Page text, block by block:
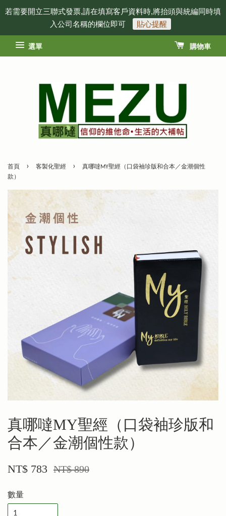
若需要開立三聯式發票,請在填寫客戶資料時,將抬頭與統編同時填
入公司名稱的欄位即可
貼心提醒
選單 購物車
首頁 › 客製化聖經 ›
真哪噠MY聖經（口袋袖珍版和合本／金潮個性
款）
真哪噠MY聖經（口袋袖珍版和
合本／金潮個性款）
NT$ 783 NT$ 890
數量